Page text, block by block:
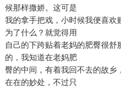
候那样撒娇。这可是
我的拿手把戏，小时候我便喜欢
为了什么？就觉得用
自己的下跨贴着老妈的肥臀很
的，我知道在老妈肥
臀的中间，有着我回不去的故乡
在在的妙处，不过只